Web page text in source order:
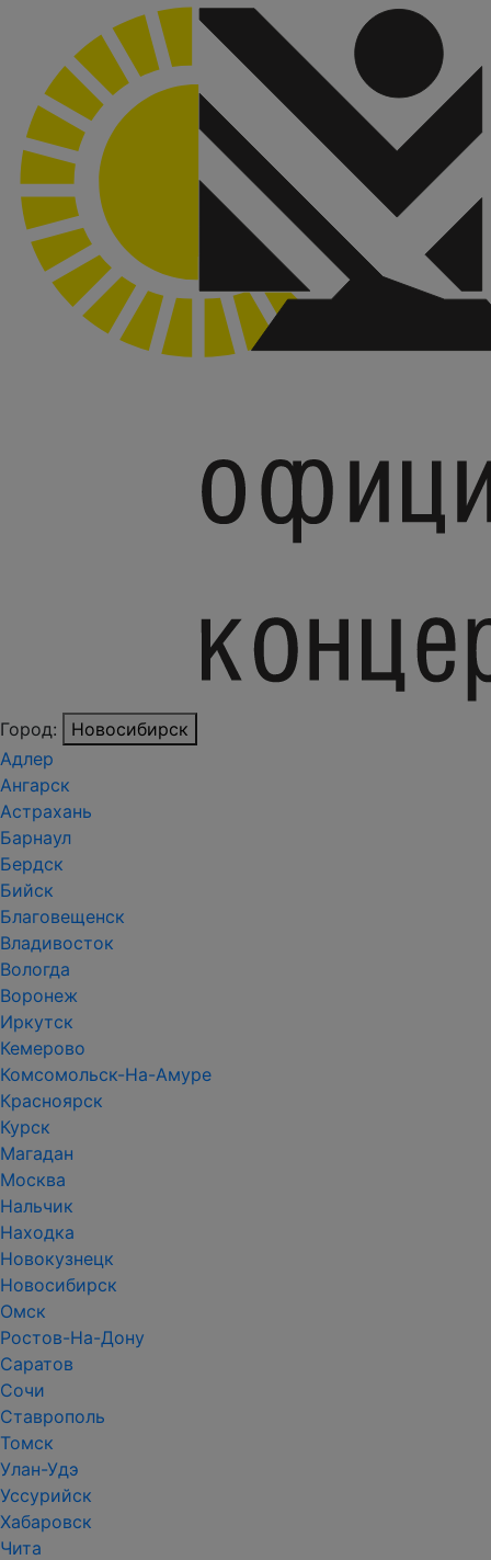
Город:
Новосибирск
Адлер
Ангарск
Астрахань
Барнаул
Бердск
Бийск
Благовещенск
Владивосток
Вологда
Воронеж
Иркутск
Кемерово
Комсомольск-На-Амуре
Красноярск
Курск
Магадан
Москва
Нальчик
Находка
Новокузнецк
Новосибирск
Омск
Ростов-На-Дону
Саратов
Сочи
Ставрополь
Томск
Улан-Удэ
Уссурийск
Хабаровск
Чита